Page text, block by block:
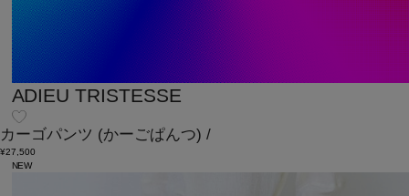
ADIEU TRISTESSE
カーゴパンツ (かーごぱんつ) /
¥27,500
NEW